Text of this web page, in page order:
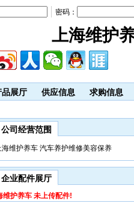
上海维护
密码：
品展厅 供应信息 求购信息
公司经营范围
海维护养车 汽车养护维修美容保养
企业配件展厅
维护养车 未上传配件!